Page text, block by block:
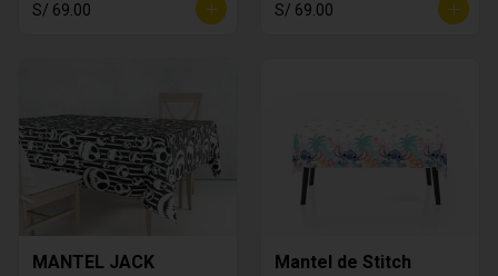
S/ 69.00 S/ 69.00
MANTEL JACK
Mantel de Stitch